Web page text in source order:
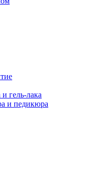
гель-лака
и педикюра